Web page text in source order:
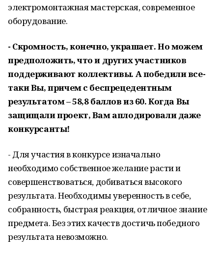
электромонтажная мастерская, современное
оборудование.
- Скромность, конечно, украшает. Но можем
предположить, что и других участников
поддерживают коллективы. А победили все-
таки Вы, причем с беспрецедентным
результатом – 58,8 баллов из 60. Когда Вы
защищали проект, Вам аплодировали даже
конкурсанты!
- Для участия в конкурсе изначально
необходимо собственное желание расти и
совершенствоваться, добиваться высокого
результата. Необходимы уверенность в себе,
собранность, быстрая реакция, отличное знание
предмета. Без этих качеств достичь победного
результата невозможно.